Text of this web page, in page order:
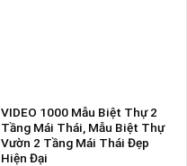
VIDEO 1000 Mẫu Biệt Thự 2
Tầng Mái Thái, Mẫu Biệt Thự
Vườn 2 Tầng Mái Thái Đẹp
Hiện Đại